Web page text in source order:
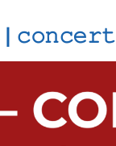
| 𝚌𝚘𝚗𝚌𝚎𝚛𝚝